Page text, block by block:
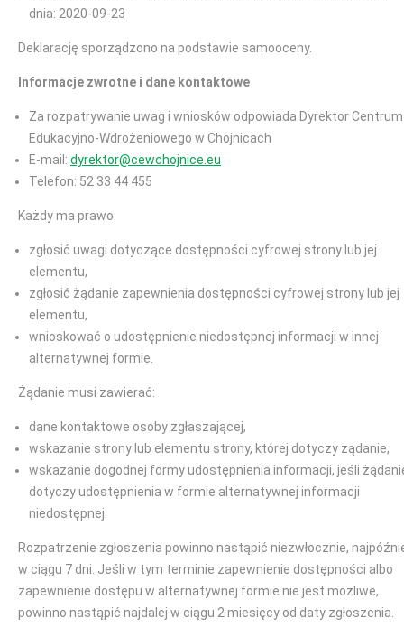
dnia: 2020-09-23
Deklarację sporządzono na podstawie samooceny.
Informacje zwrotne i dane kontaktowe
Za rozpatrywanie uwag i wniosków odpowiada Dyrektor Centrum
Edukacyjno-Wdrożeniowego w Chojnicach
E-mail: dyrektor@cewchojnice.eu
Telefon: 52 33 44 455
Każdy ma prawo:
zgłosić uwagi dotyczące dostępności cyfrowej strony lub jej
elementu,
zgłosić żądanie zapewnienia dostępności cyfrowej strony lub jej
elementu,
wnioskować o udostępnienie niedostępnej informacji w innej
alternatywnej formie.
Żądanie musi zawierać:
dane kontaktowe osoby zgłaszającej,
wskazanie strony lub elementu strony, której dotyczy żądanie,
wskazanie dogodnej formy udostępnienia informacji, jeśli
dotyczy udostępnienia w formie alternatywnej informacji
niedostępnej.
Rozpatrzenie zgłoszenia powinno nastąpić niezwłocznie,
w ciągu 7 dni. Jeśli w tym terminie zapewnienie dostępności albo
zapewnienie dostępu w alternatywnej formie nie jest możliwe,
powinno nastąpić najdalej w ciągu 2 miesięcy od daty zgłoszenia.